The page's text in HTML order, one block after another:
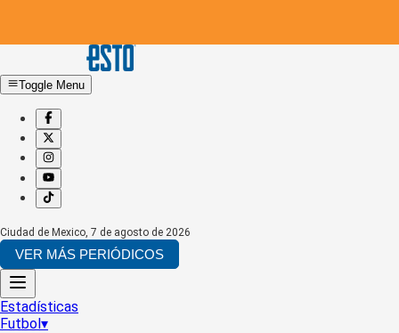
Toggle Menu
Ciudad de Mexico, 7 de agosto de 2026
VER MÁS PERIÓDICOS
Estadísticas
Futbol▾